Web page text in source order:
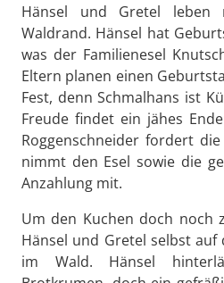
Hänsel und Gretel
Waldrand. Hänsel hat
was der Familienesel
Eltern planen einen
Fest, denn Schmalhans ist
Freude findet ein jähes
Roggenschneider fordert
nimmt den Esel sowie die
Anzahlung mit.
Um den Kuchen doch noch
Hänsel und Gretel selbst auf
im Wald. Hänsel